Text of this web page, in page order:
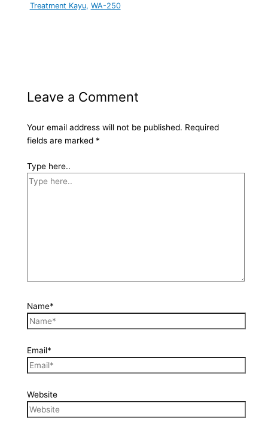
Treatment Kayu, WA-250
Leave a Comment
Your email address will not be published. Required
fields are marked *
Type here..
Name*
Email*
Website